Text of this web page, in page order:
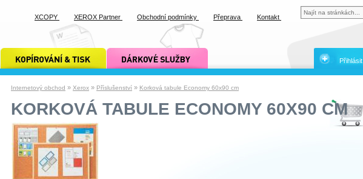
Internetový obchod » Xerox » Příslušenství » Korková tabule Economy 60x90 cm
KORKOVÁ TABULE ECONOMY 60X90 CM
kopírování a tisk xcopy dárkové služby xcopy
XCOPY XEROX Partner Obchodní podmínky Přeprava Kontakt
Přihlásit